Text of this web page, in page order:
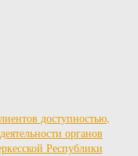
доступностью,
органов
Республики